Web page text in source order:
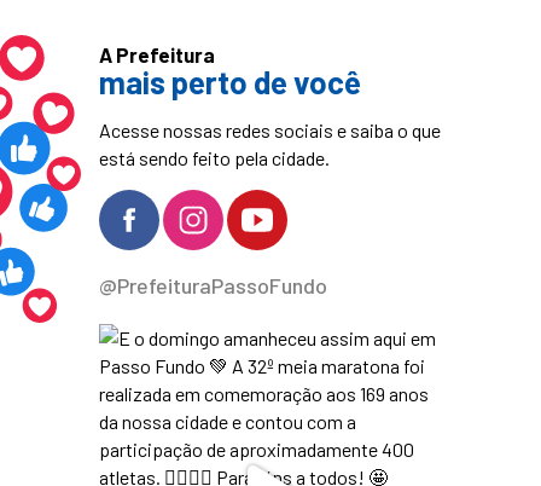
A Prefeitura
mais perto de você
Acesse nossas redes sociais e saiba o que
está sendo feito pela cidade.
@PrefeituraPassoFundo